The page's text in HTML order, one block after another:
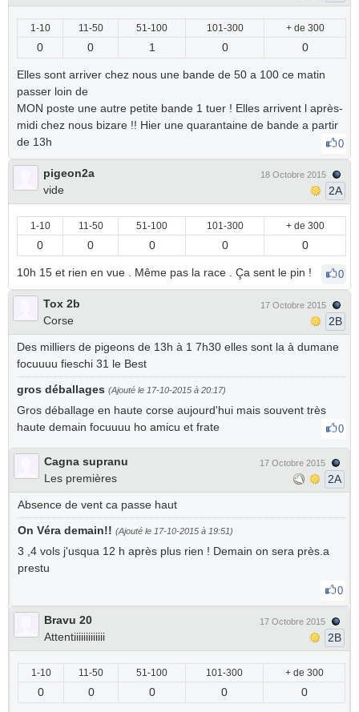
1-10 11-50 51-100 101-300 + de 300
0 0 1 0 0
Elles sont arriver chez nous une bande de 50 a 100 ce matin
passer loin de
MON poste une autre petite bande 1 tuer ! Elles arrivent l après-
midi chez nous bizare !! Hier une quarantaine de bande a partir
de 13h
0
pigeon2a
vide
18 Octobre 2015
2A
1-10 11-50 51-100 101-300 + de 300
0 0 0 0 0
10h 15 et rien en vue . Même pas la race . Ça sent le pin ! 0
Tox 2b
Corse
17 Octobre 2015
2B
Des milliers de pigeons de 13h à 1 7h30 elles sont la à dumane
focuuuu fieschi 31 le Best
gros déballages (Ajouté le 17-10-2015 à 20:17)
Gros déballage en haute corse aujourd'hui mais souvent très
haute demain focuuuu ho amicu et frate
0
Cagna supranu
Les premières
17 Octobre 2015
2A
Absence de vent ca passe haut
On Véra demain!! (Ajouté le 17-10-2015 à 19:51)
3 ,4 vols j'usqua 12 h après plus rien ! Demain on sera près.a
prestu
0
Bravu 20
Attentiiiiiiiiiiiii
17 Octobre 2015
2B
1-10 11-50 51-100 101-300 + de 300
0 0 0 0 0